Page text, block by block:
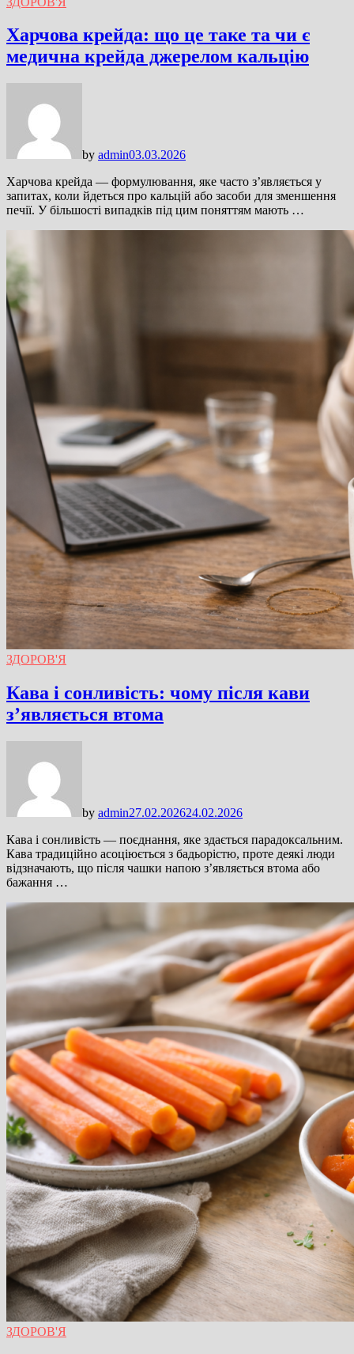
Харчова крейда: що це таке та чи є
медична крейда джерелом кальцію
by admin03.03.2026
Харчова крейда — формулювання, яке часто з’являється у
запитах, коли йдеться про кальцій або засоби для зменшення
печії. У більшості випадків під цим поняттям мають …
ЗДОРОВ'Я
Кава і сонливість: чому після кави
з’являється втома
by admin27.02.202624.02.2026
Кава і сонливість — поєднання, яке здається парадоксальним.
Кава традиційно асоціюється з бадьорістю, проте деякі люди
відзначають, що після чашки напою з’являється втома або
бажання …
ЗДОРОВ'Я